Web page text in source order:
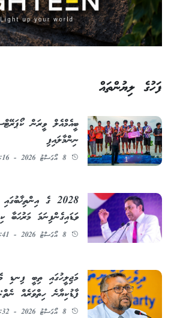
ފަހުގެ ލިޔުންތައް
ބީއެމްއެލް ވީރަން
ނިންމާލައިފި
8 އޯގަސްޓު 2026 - 12:16
2028 ގެ
ވަޑައިގެންފިނަމަ
8 އޯގަސްޓު 2026 - 11:41
މަޖިލީހުގައި ތިބީ ފިނޑި
ފާޑުކިޔާނެ ހިތްވަރެއް
8 އޯގަސްޓު 2026 - 11:32